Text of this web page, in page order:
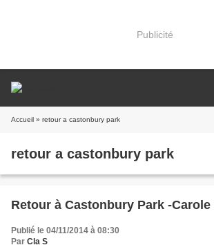
Publicité
Accueil » retour a castonbury park
retour a castonbury park
Retour à Castonbury Park -Carole
Publié le 04/11/2014 à 08:30
Par Cla S